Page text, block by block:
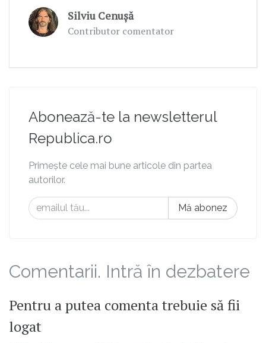
Silviu Cenuşă
Contributor comentator
Abonează-te la newsletterul
Republica.ro
Primește cele mai bune articole din partea
autorilor.
Mă abonez
Comentarii. Intră în dezbatere
Pentru a putea comenta trebuie să fii
logat